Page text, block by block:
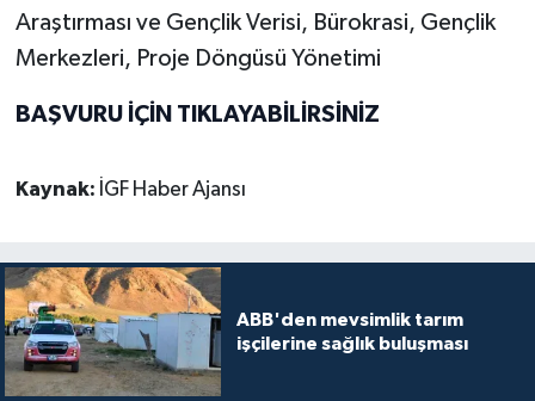
Araştırması ve Gençlik Verisi, Bürokrasi, Gençlik
Merkezleri, Proje Döngüsü Yönetimi
BAŞVURU İÇİN TIKLAYABİLİRSİNİZ
Kaynak: İGF Haber Ajansı
ABB'den mevsimlik tarım
işçilerine sağlık buluşması